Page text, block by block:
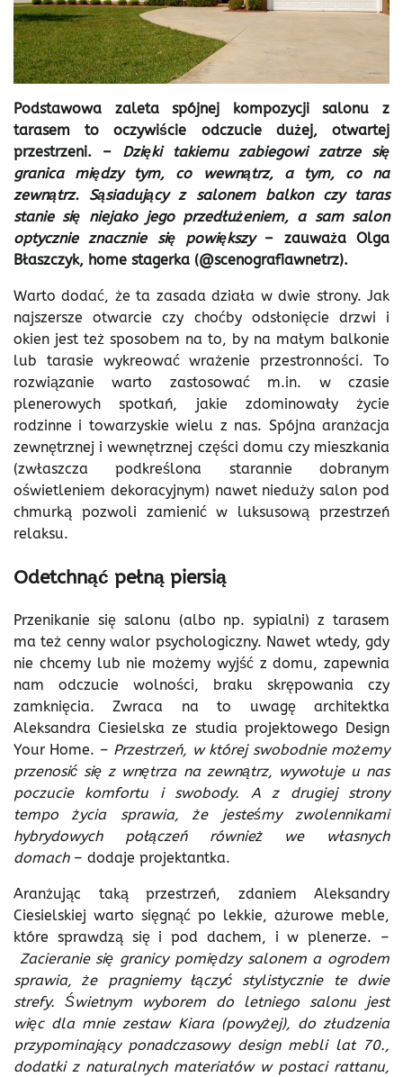
Podstawowa zaleta spójnej kompozycji salonu z
tarasem to oczywiście odczucie dużej, otwartej
przestrzeni. – Dzięki takiemu zabiegowi zatrze się
granica między tym, co wewnątrz, a tym, co na
zewnątrz. Sąsiadujący z salonem balkon czy taras
stanie się niejako jego przedłużeniem, a sam salon
optycznie znacznie się powiększy– zauważa Olga
Błaszczyk, home stagerka (@scenografiawnetrz).
Warto dodać, że ta zasada działa w dwie strony. Jak
najszersze otwarcie czy choćby odsłonięcie drzwi i
okien jest też sposobem na to, by na małym balkonie
lub tarasie wykreować wrażenie przestronności. To
rozwiązanie warto zastosować m.in. w czasie
plenerowych spotkań, jakie zdominowały życie
rodzinne i towarzyskie wielu z nas. Spójna aranżacja
zewnętrznej i wewnętrznej części domu czy mieszkania
(zwłaszcza podkreślona starannie dobranym
oświetleniem dekoracyjnym) nawet nieduży salon pod
chmurką pozwoli zamienić w luksusową przestrzeń
relaksu.
Odetchnąć pełną piersią
Przenikanie się salonu (albo np. sypialni) z tarasem
ma też cenny walor psychologiczny. Nawet wtedy, gdy
nie chcemy lub nie możemy wyjść z domu, zapewnia
nam odczucie wolności, braku skrępowania czy
zamknięcia. Zwraca na to uwagę architektka
Aleksandra Ciesielska ze studia projektowego Design
Your Home. – Przestrzeń, w której swobodnie możemy
przenosić się z wnętrza na zewnątrz, wywołuje u nas
poczucie komfortu i swobody. A z drugiej strony
tempo życia sprawia, że jesteśmy zwolennikami
hybrydowych połączeń również we własnych
domach – dodaje projektantka.
Aranżując taką przestrzeń, zdaniem Aleksandry
Ciesielskiej warto sięgnąć po lekkie, ażurowe meble,
które sprawdzą się i pod dachem, i w plenerze. –
Zacieranie się granicy pomiędzy salonem a ogrodem
sprawia, że pragniemy łączyć stylistycznie te dwie
strefy. Świetnym wyborem do letniego salonu jest
więc dla mnie zestaw Kiara (powyżej), do złudzenia
przypominający ponadczasowy design mebli lat 70.,
dodatki z naturalnych materiałów w postaci rattanu,